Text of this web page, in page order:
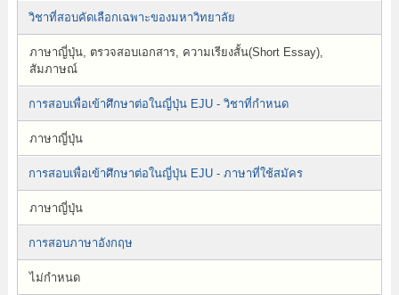
วิชาที่สอบคัดเลือกเฉพาะของมหาวิทยาลัย
ภาษาญี่ปุ่น, ตรวจสอบเอกสาร, ความเรียงสั้น(Short Essay),
สัมภาษณ์
การสอบเพื่อเข้าศึกษาต่อในญี่ปุ่น EJU - วิชาที่กำหนด
ภาษาญี่ปุ่น
การสอบเพื่อเข้าศึกษาต่อในญี่ปุ่น EJU - ภาษาที่ใช้สมัคร
ภาษาญี่ปุ่น
การสอบภาษาอังกฤษ
ไม่กำหนด